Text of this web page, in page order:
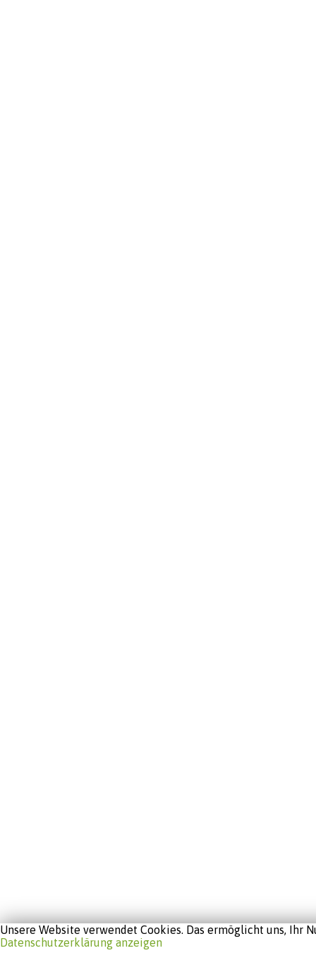
Unsere Website verwendet Cookies. Das ermöglicht uns,
Datenschutzerklärung anzeigen